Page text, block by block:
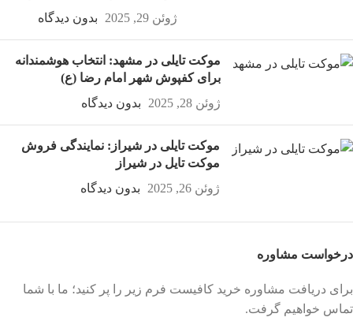
ژوئن 29, 2025
بدون دیدگاه
موکت تایلی در مشهد: انتخاب هوشمندانه
برای کفپوش شهر امام رضا (ع)
ژوئن 28, 2025
بدون دیدگاه
موکت تایلی در شیراز: نمایندگی فروش
موکت تایل در شیراز
ژوئن 26, 2025
بدون دیدگاه
درخواست مشاوره
برای دریافت مشاوره خرید کافیست فرم زیر را پر کنید؛ ما با شما
تماس خواهیم گرفت.